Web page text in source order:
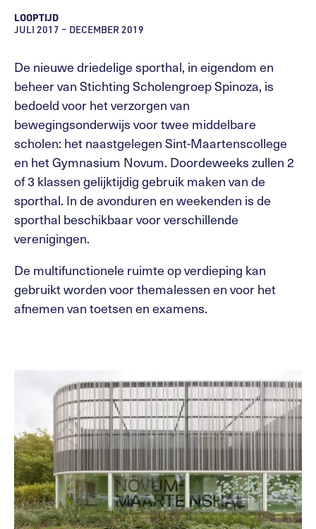
LOOPTIJD
JULI 2017 – DECEMBER 2019
De nieuwe driedelige sporthal, in eigendom en
beheer van Stichting Scholengroep Spinoza, is
bedoeld voor het verzorgen van
bewegingsonderwijs voor twee middelbare
scholen: het naastgelegen Sint-Maartenscollege
en het Gymnasium Novum. Doordeweeks zullen 2
of 3 klassen gelijktijdig gebruik maken van de
sporthal. In de avonduren en weekenden is de
sporthal beschikbaar voor verschillende
verenigingen.
De multifunctionele ruimte op verdieping kan
gebruikt worden voor themalessen en voor het
afnemen van toetsen en examens.